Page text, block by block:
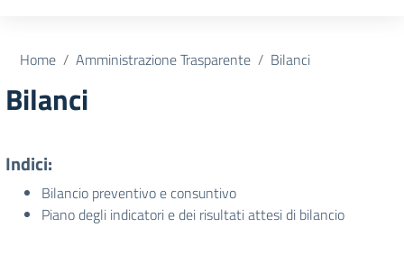
Home Amministrazione Trasparente Bilanci
Bilanci
Indici:
Bilancio preventivo e consuntivo
Piano degli indicatori e dei risultati attesi di bilancio